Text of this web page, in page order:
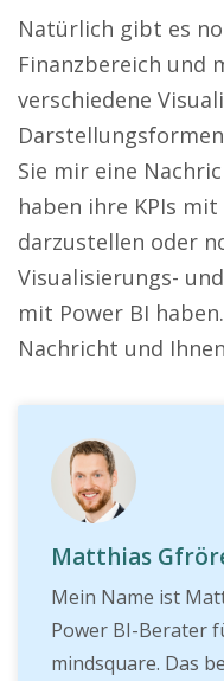
Natürlich gibt es
Finanzbereich und
verschiedene
Sie mir eine
haben ihre KPIs
darzustellen oder
Visualisierungs-
mit Power BI
Nachricht und
Matthias
Mein Name ist
Power BI-Berater
mindsquare. Das